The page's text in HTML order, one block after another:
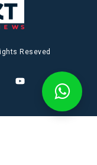
Reseved